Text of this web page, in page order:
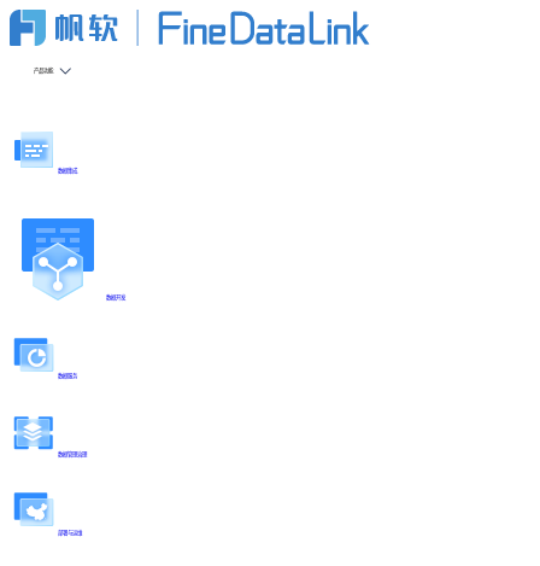
产品功能
数据集成
数据开发
数据服务
数据管理治理
部署与运维